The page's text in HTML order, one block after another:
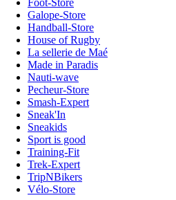
Foot-Store
Galope-Store
Handball-Store
House of Rugby
La sellerie de Maé
Made in Paradis
Nauti-wave
Pecheur-Store
Smash-Expert
Sneak'In
Sneakids
Sport is good
Training-Fit
Trek-Expert
TripNBikers
Vélo-Store